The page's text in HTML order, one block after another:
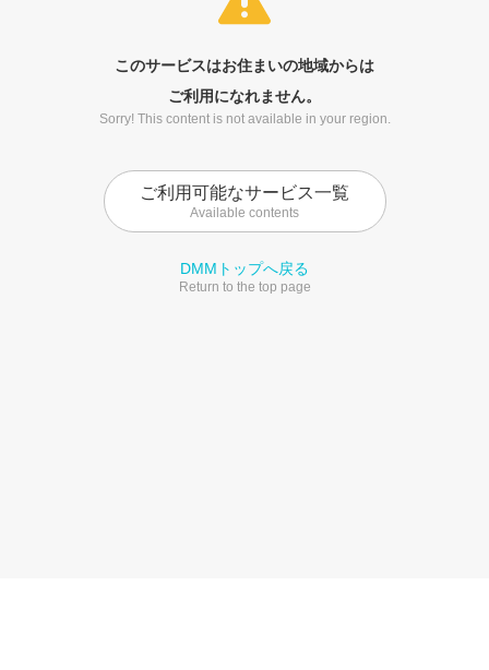
このサービスはお住まいの地域からは
ご利用になれません。
Sorry! This content is not available in your region.
ご利用可能なサービス一覧
Available contents
DMMトップへ戻る
Return to the top page